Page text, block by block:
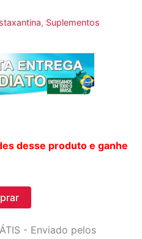
, Suplementos
desse produto e ganhe
- Enviado pelos